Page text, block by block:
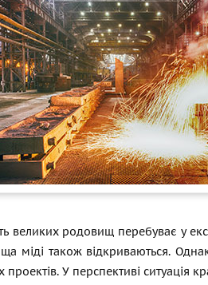
великих родовищ перебуває у
міді також відкриваються.
проектів. У перспективі ситуація